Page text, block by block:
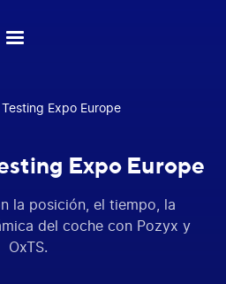
Expo Europe
Expo Europe
la posición, el tiempo, la
del coche con Pozyx y
OxTS.